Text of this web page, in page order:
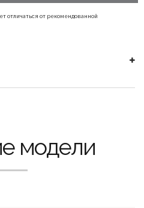
₽.
отличаться от рекомендованной
модели